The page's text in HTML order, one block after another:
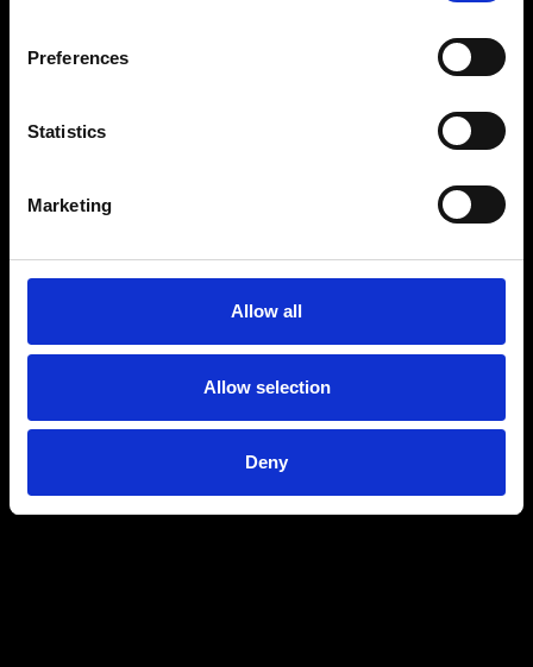
Preferences
Statistics
Marketing
Allow all
Allow selection
Deny